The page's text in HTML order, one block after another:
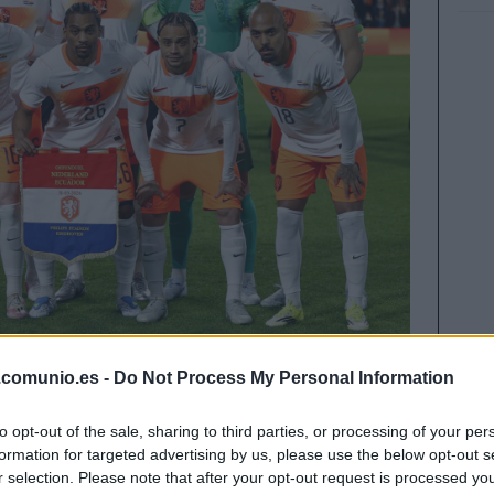
- Do Not Process My Personal Information
opt-out of the sale, sharing to third parties, or processing of your
for targeted advertising by us, please use the below opt-out
selection. Please note that after your opt-out request is processed
liderar el grupo F del Mundial. ¿Cuál será el
analizamos su plantilla y futbolistas
.